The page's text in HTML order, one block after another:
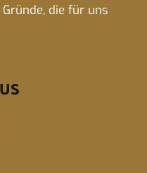
die für uns